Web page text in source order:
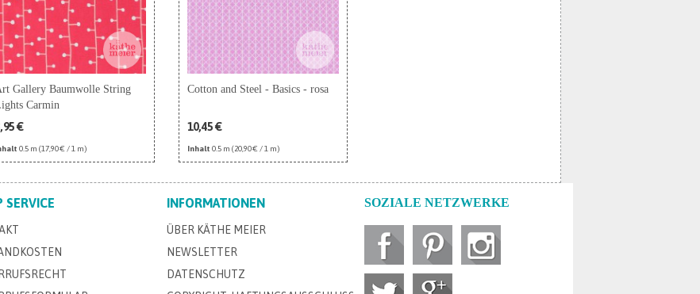
Gallery Baumwolle String
Carmin
€
0.5 m (17,90 € / 1 m)
Cotton and Steel - Basics - rosa
10,45 €
Inhalt 0.5 m (20,90 € / 1 m)
SERVICE INFORMATIONEN
ÜBER KÄTHE MEIER
NEWSLETTER
DATENSCHUTZ
SOZIALE NETZWERKE